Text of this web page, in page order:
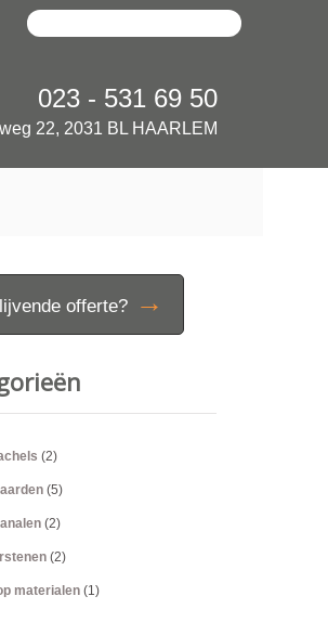
023 - 531 69 50
22, 2031 BL HAARLEM
offerte? →
(2)
(5)
(2)
(2)
materialen (1)